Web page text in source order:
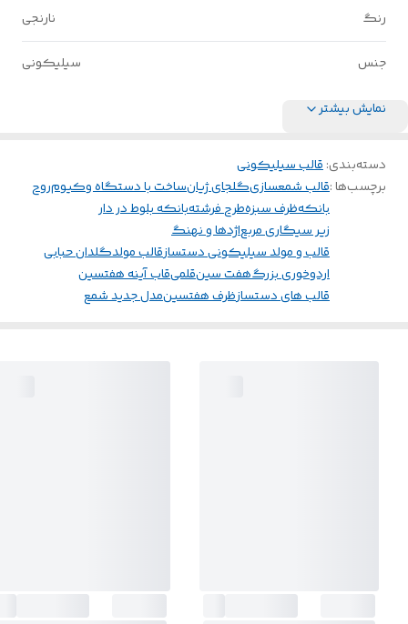
رنگ نارنجی
جنس سیلیکونی
نمایش بیشتر
دسته‌بندی:قالب سیلیکونی
برچسب‌ها :قالب شمعسازیگلجای ژیانساخت با دستگاه وکیومروح
بانکهظرف سبزهطرح فرشتهبانکه بلوط در دار
زیر سیگاری مربعاژدها و نهنگ
قالب و مولد سیلیکونی دستسازقالب مولدگلدان حبابی
اردوخوری بزرگهفت سینقلمیقاب آینه هفتسین
قالب های دستسازظرف هفتسینمدل جدید شمع